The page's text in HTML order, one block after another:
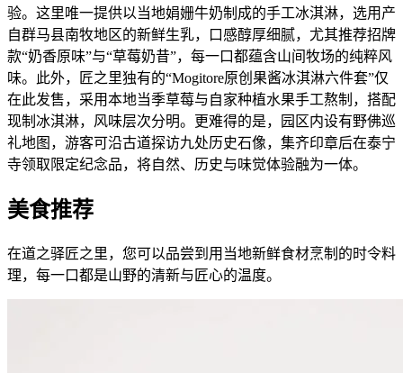
验。这里唯一提供以当地娟姗牛奶制成的手工冰淇淋，选用产
自群马县南牧地区的新鲜生乳，口感醇厚细腻，尤其推荐招牌
款“奶香原味”与“草莓奶昔”，每一口都蕴含山间牧场的纯粹风
味。此外，匠之里独有的“Mogitore原创果酱冰淇淋六件套”仅
在此发售，采用本地当季草莓与自家种植水果手工熬制，搭配
现制冰淇淋，风味层次分明。更难得的是，园区内设有野佛巡
礼地图，游客可沿古道探访九处历史石像，集齐印章后在泰宁
寺领取限定纪念品，将自然、历史与味觉体验融为一体。
美食推荐
在道之驿匠之里，您可以品尝到用当地新鲜食材烹制的时令料
理，每一口都是山野的清新与匠心的温度。